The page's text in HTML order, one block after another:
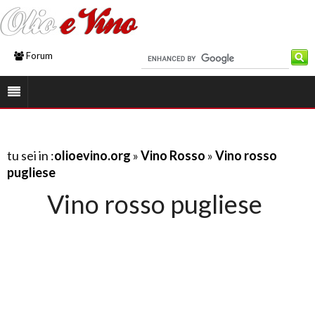
Forum
tu sei in :olioevino.org »Vino Rosso »Vino rosso
pugliese
Vino rosso pugliese